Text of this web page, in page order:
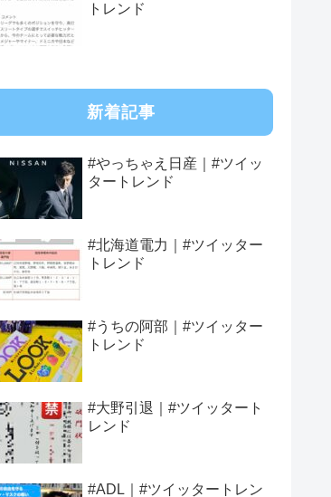
トレンド
新着記事
#やっちゃえ日産｜#ツイッ
タートレンド
#北海道電力｜#ツイッター
トレンド
#うちの阿部｜#ツイッター
トレンド
#大野引退｜#ツイッタート
レンド
#ADL｜#ツイッタートレン